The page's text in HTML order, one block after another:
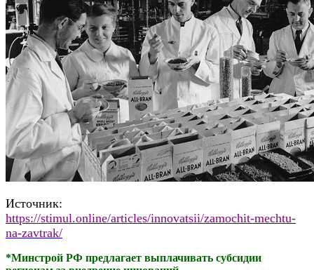
Источник:
https://stimul.online/articles/innovatsii/zamochit-mechtu-
na-zavtrak/
*Минстрой РФ предлагает выплачивать субсидии